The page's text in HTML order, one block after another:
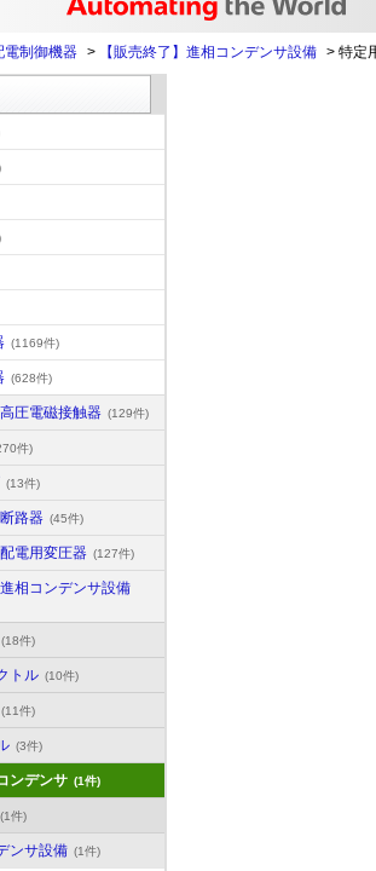
電制御機器 > 【販売終了】進相コンデンサ設備 > 特定
(1169件)
(628件)
圧電磁接触器 (129件)
件)
(13件)
路器 (45件)
電用変圧器 (127件)
進相コンデンサ設備
(18件)
トル (10件)
(11件)
(3件)
ンデンサ (1件)
(1件)
ンサ設備 (1件)